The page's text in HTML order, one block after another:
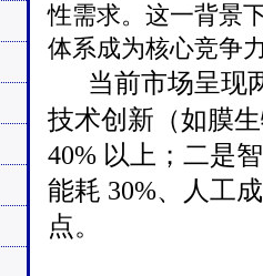
性需求。这一背景
体系成为核心竞争
当前市场呈现
技术创新（如膜
40% 以上；二是
能耗 30%、人工
点。